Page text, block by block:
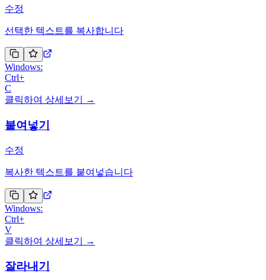
수정
선택한 텍스트를 복사합니다
Windows:
Ctrl+
C
클릭하여 상세보기 →
붙여넣기
수정
복사한 텍스트를 붙여넣습니다
Windows:
Ctrl+
V
클릭하여 상세보기 →
잘라내기